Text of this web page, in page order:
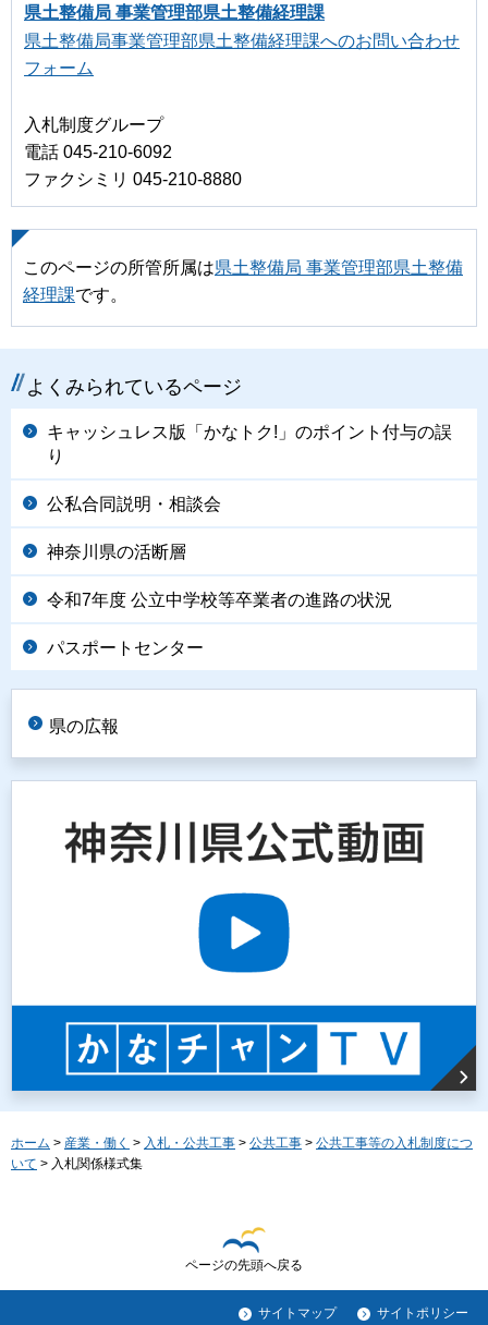
県土整備局 事業管理部県土整備経理課
県土整備局事業管理部県土整備経理課へのお問い合わせ
フォーム
入札制度グループ
電話 045-210-6092
ファクシミリ 045-210-8880
このページの所管所属は県土整備局 事業管理部県土整備
経理課です。
よくみられているページ
キャッシュレス版「かなトク!」のポイント付与の誤
り
公私合同説明・相談会
神奈川県の活断層
令和7年度 公立中学校等卒業者の進路の状況
パスポートセンター
県の広報
ホーム > 産業・働く > 入札・公共工事 > 公共工事 > 公共工事等の入札制度につ
いて > 入札関係様式集
ページの先頭へ戻る
サイトマップ サイトポリシー